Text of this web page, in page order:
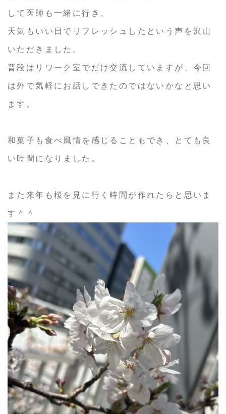
して医師も一緒に行き、
天気もいい日でリフレッシュしたという声を沢山
いただきました。
普段はリワーク室でだけ交流していますが、今回
は外で気軽にお話しできたのではないかなと思い
ます。
和菓子も食べ風情を感じることもでき、とても良
い時間になりました。
また来年も桜を見に行く時間が作れたらと思いま
す＾＾